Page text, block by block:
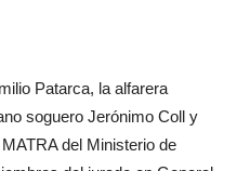
Patarca, la alfarera
soguero Jerónimo Coll y
del Ministerio de